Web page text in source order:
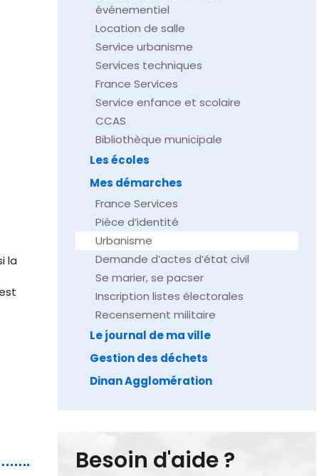
la
événementiel
Location de salle
Service urbanisme
Services techniques
France Services
Service enfance et scolaire
CCAS
Bibliothèque municipale
Les écoles
Mes démarches
France Services
Pièce d’identité
Urbanisme
Demande d’actes d’état civil
Se marier, se pacser
Inscription listes électorales
Recensement militaire
Le journal de ma ville
Gestion des déchets
Dinan Agglomération
Besoin d'aide ?